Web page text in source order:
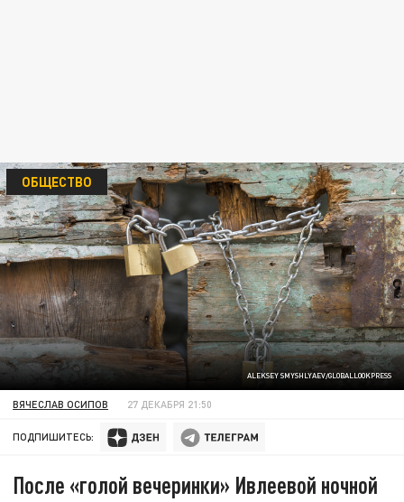
ALEKSEY SMYSHLYAEV/GLOBALLOOKPRESS
ОБЩЕСТВО
ВЯЧЕСЛАВ ОСИПОВ 27 ДЕКАБРЯ 21:50
ПОДПИШИТЕСЬ:
После «голой вечеринки» Ивлеевой ночной